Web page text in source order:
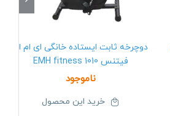
دوچرخه ثابت ایستاده خانگی ای ام اچ
فیتنس EMH fitness 1010
ناموجود
خرید این محصول